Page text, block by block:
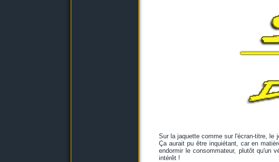
Sur la jaquette comme sur l'écran-titre, le
Ça aurait pu être inquiétant, car en
endormir le consommateur, plutôt qu'un
intérêt !